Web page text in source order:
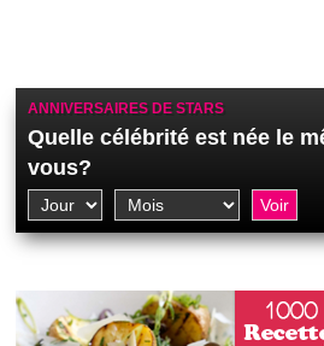
ANNIVERSAIRES DE STARS
Quelle célébrité est née le
vous?